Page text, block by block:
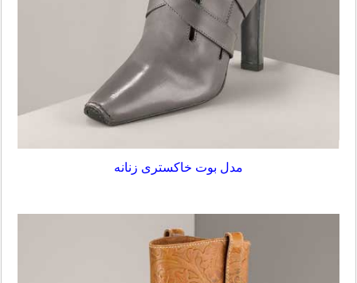
مدل بوت خاکستری زنانه